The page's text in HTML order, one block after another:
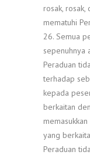
rosak,
mematuhi
26. Semua
sepenuhnya
Peraduan
terhadap
kepada
berkaitan
yang
Peraduan